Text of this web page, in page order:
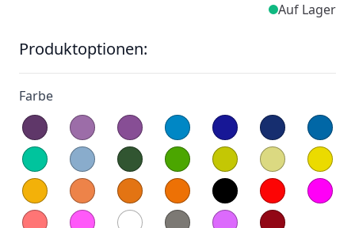
Auf Lager
Produktoptionen:
Farbe